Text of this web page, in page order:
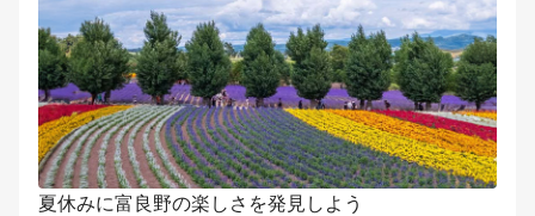
夏休みに富良野の楽しさを発見しよう